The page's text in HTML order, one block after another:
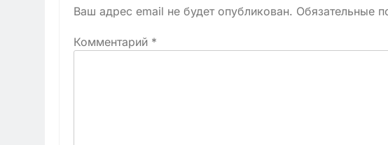
Ваш адрес email не будет опубликован. Обязательные
Комментарий *